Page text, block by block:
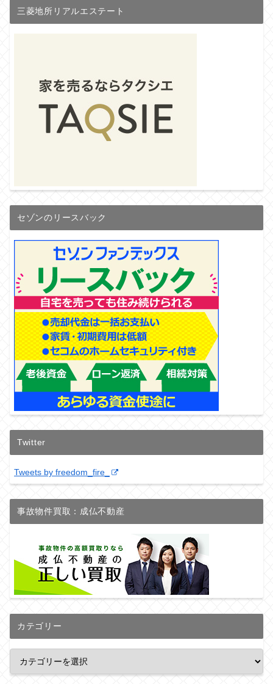
三菱地所リアルエステート
セゾンのリースバック
Twitter
Tweets by freedom_fire_
事故物件買取：成仏不動産
カテゴリー